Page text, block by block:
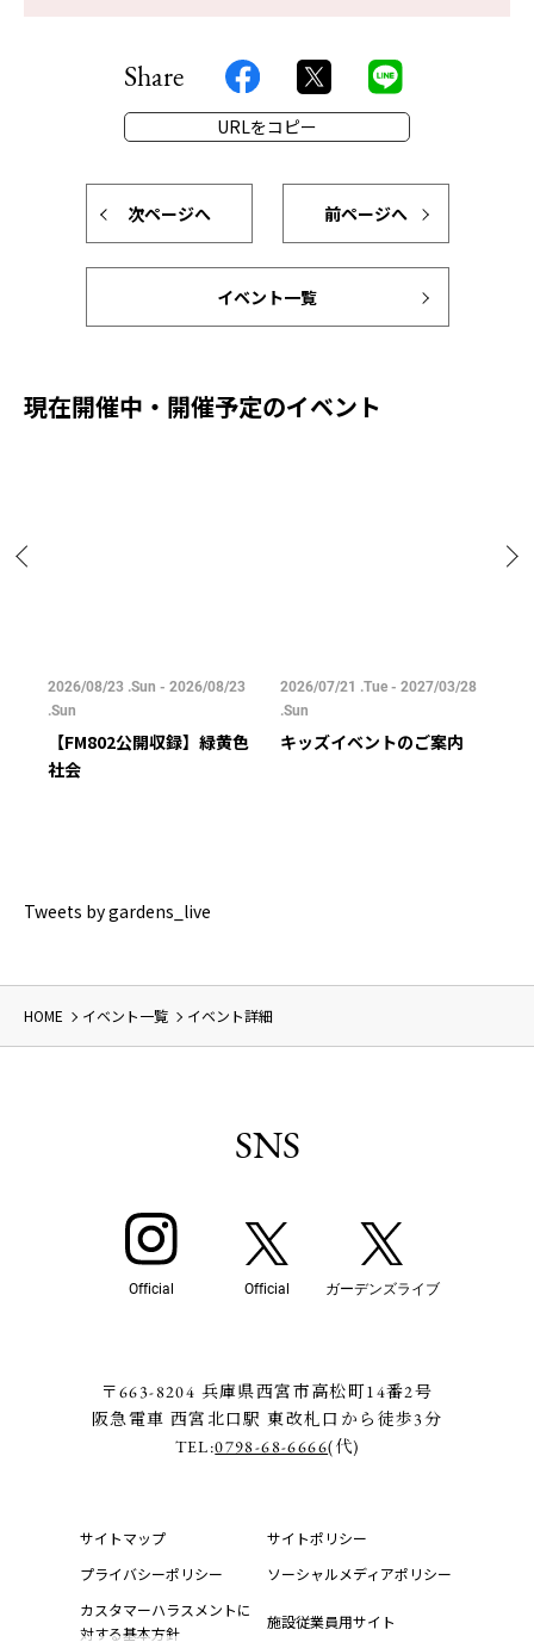
Share
URLをコピー
次ページへ 前ページへ
イベント一覧
現在開催中・開催予定のイベント
2026/08/23 .Sun - 2026/08/23
.Sun
【FM802公開収録】緑黄色
社会
2026/07/21 .Tue - 2027/03/28
.Sun
キッズイベントのご案内
Tweets by gardens_live
HOME イベント一覧 イベント詳細
SNS
Official Official ガーデンズライブ
〒663-8204 兵庫県西宮市高松町14番2号
阪急電車 西宮北口駅 東改札口から徒歩3分
TEL:0798-68-6666(代)
サイトマップ
サイトポリシー
プライバシーポリシー
ソーシャルメディアポリシー
カスタマーハラスメントに
対する基本方針
施設従業員用サイト